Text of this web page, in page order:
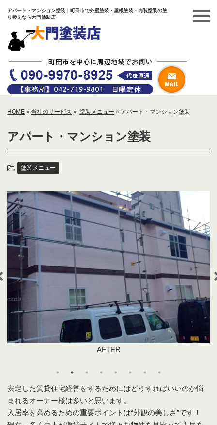
アパート・マンション塗装｜町田市で外壁塗装・屋根塗装・内装塗装の塗
り替えなら大門塗装店
HOME » 当社のサービス » 塗装メニュー » アパート・マンション塗装
アパート・マンション塗装
塗装メニュー
AFTER
安定した賃貸住宅経営をするためにはどうすればいいのか悩
まれるオーナー様は多いと思います。
入居率を高めるための重要ポイントは“外観の美しさ”です！